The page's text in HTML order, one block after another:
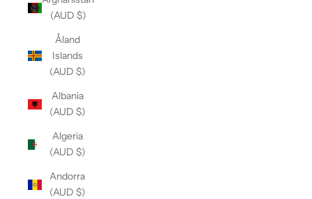
(AUD $)
Åland
Islands
(AUD $)
Albania
(AUD $)
Algeria
(AUD $)
Andorra
(AUD $)